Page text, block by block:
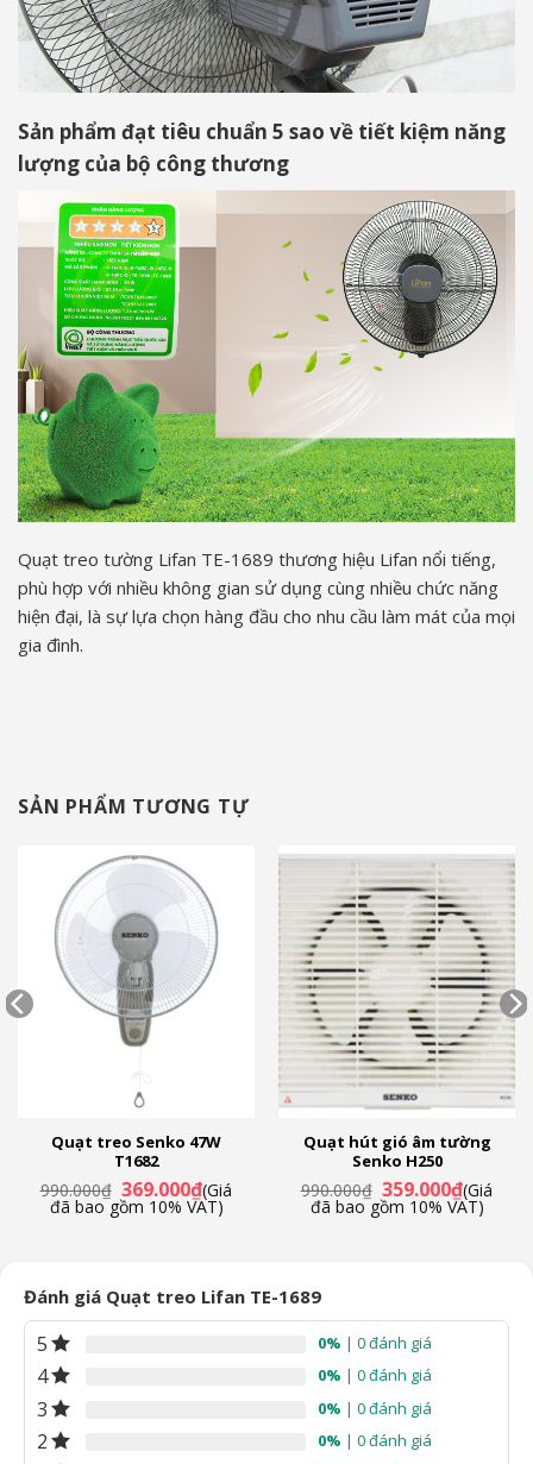
Sản phẩm đạt tiêu chuẩn 5 sao về tiết kiệm năng
lượng của bộ công thương
Quạt treo tường Lifan TE-1689 thương hiệu Lifan nổi tiếng,
phù hợp với nhiều không gian sử dụng cùng nhiều chức năng
hiện đại, là sự lựa chọn hàng đầu cho nhu cầu làm mát của mọi
gia đình.
SẢN PHẨM TƯƠNG TỰ
Quạt treo Senko 47W
T1682
990.000₫ Giá
gốc
là:
369.000₫Giá
hiện
tại
(Giá
đã bao gồm 10% VAT)
Quạt hút gió âm tường
Senko H250
990.000₫ Giá
gốc
là:
359.000₫Giá
hiện
tại
(Giá
đã bao gồm 10% VAT)
Đánh giá Quạt treo Lifan TE-1689
5 0% | 0 đánh giá
4 0% | 0 đánh giá
3 0% | 0 đánh giá
2 0% | 0 đánh giá